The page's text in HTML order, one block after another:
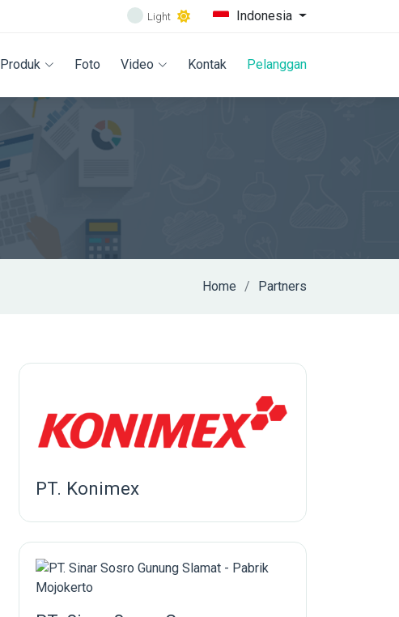
Light Indonesia
Produk Foto Video Kontak Pelanggan
Home Partners
PT. Konimex